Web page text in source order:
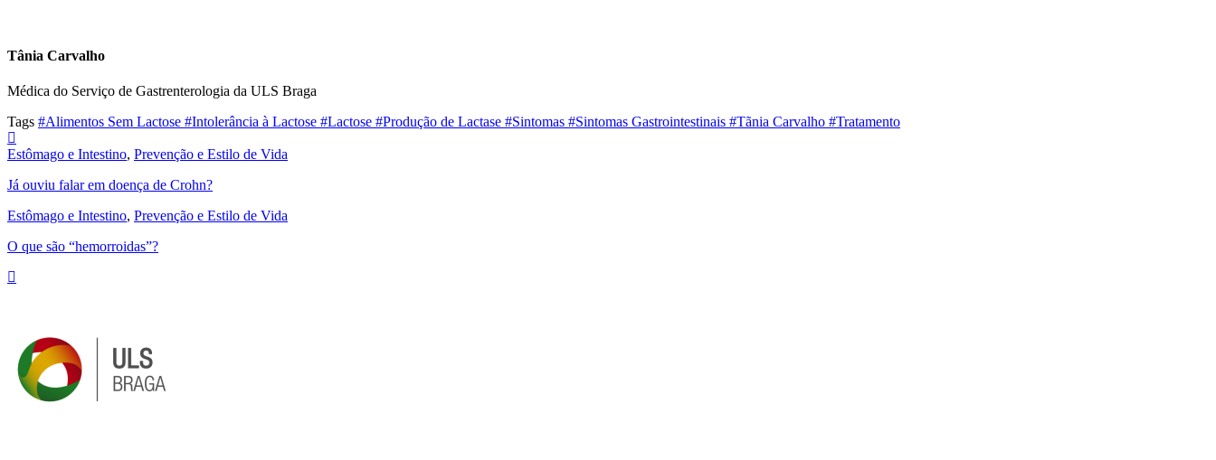
Tânia Carvalho
Médica do Serviço de Gastrenterologia da ULS Braga
Tags #Alimentos Sem Lactose #Intolerância à Lactose #Lactose #Produção de Lactase #Sintomas #Sintomas Gastrointestinais #Tãnia Carvalho #Tratamento
Estômago e Intestino, Prevenção e Estilo de Vida
Já ouviu falar em doença de Crohn?
Estômago e Intestino, Prevenção e Estilo de Vida
O que são “hemorroidas”?